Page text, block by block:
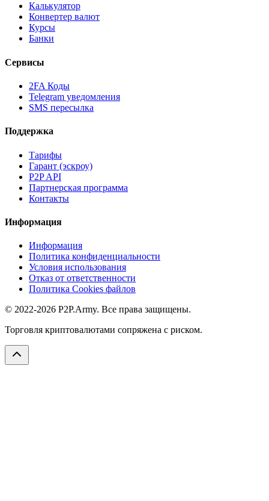
Калькулятор
Конвертер валют
Курсы
Банки
Сервисы
2FA Коды
Telegram уведомления
SMS пересылка
Поддержка
Тарифы
Гарант (эскроу)
P2P API
Партнерская программа
Контакты
Информация
Информация
Политика конфиденциальности
Условия использования
Отказ от ответственности
Политика Cookies файлов
© 2022-2026 P2P.Army. Все права защищены.
Торговля криптовалютами сопряжена с риском.